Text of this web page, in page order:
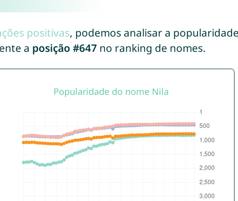
positivas, podemos analisar a
a posição #647 no ranking de nomes.